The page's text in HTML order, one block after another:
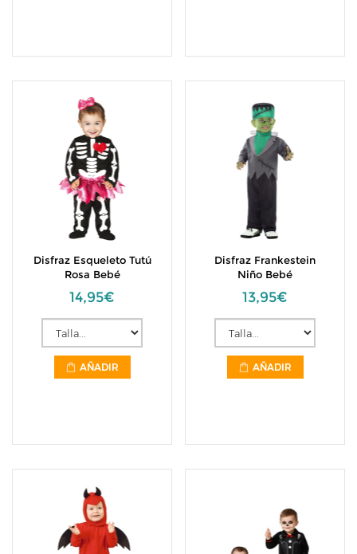
Disfraz Esqueleto Tutú
Rosa Bebé
14,95€
AÑADIR
Disfraz Frankestein
Niño Bebé
13,95€
AÑADIR